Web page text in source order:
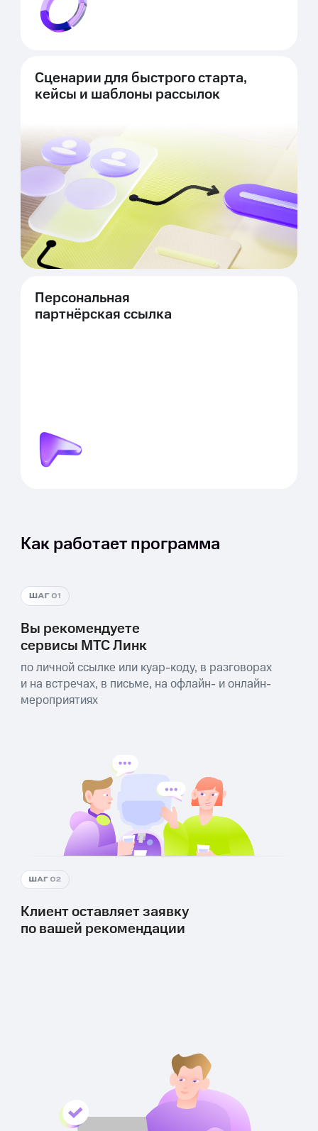
Персональная
партнёрская ссылка
Сценарии для быстрого старта,
кейсы и шаблоны рассылок
Как работает программа
Вы рекомендуете
сервисы МТС Линк
по личной ссылке или куар-коду, в разговорах
и на встречах, в письме, на офлайн- и онлайн-
мероприятиях
Клиент оставляет заявку
по вашей рекомендации